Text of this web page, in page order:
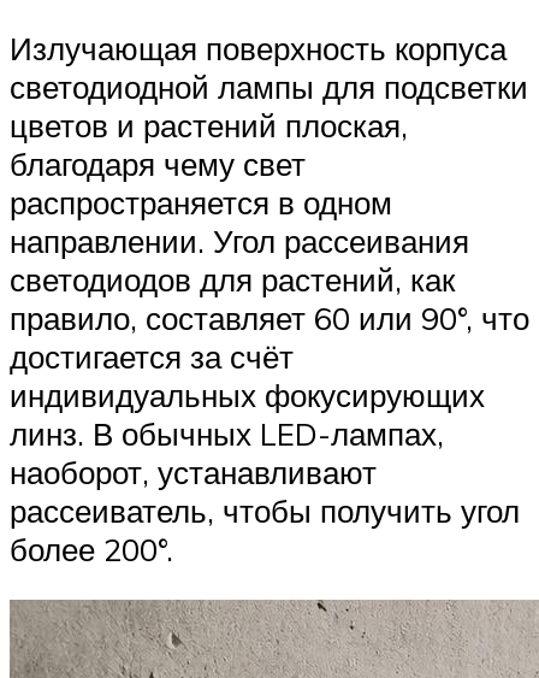
Излучающая поверхность корпуса
светодиодной лампы для подсветки
цветов и растений плоская,
благодаря чему свет
распространяется в одном
направлении. Угол рассеивания
светодиодов для растений, как
правило, составляет 60 или 90°, что
достигается за счёт
индивидуальных фокусирующих
линз. В обычных LED-лампах,
наоборот, устанавливают
рассеиватель, чтобы получить угол
более 200°.